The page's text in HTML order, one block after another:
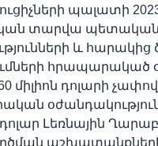
պալատի
տարվա
և հարակից
հրապարակած
միլիոն դոլարի չափով
դոլար Լեռնային